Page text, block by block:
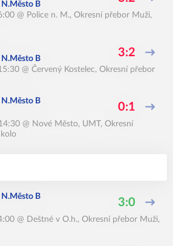
B
@ Police n. M., Okresní přebor Muži,
B
3:2
@ Červený Kostelec, Okresní přebor
B
0:1
@ Nové Město, UMT , Okresní
B
3:0
@ Deštné v O.h., Okresní přebor Muži,